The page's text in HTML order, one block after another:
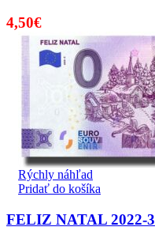
4,50€
Rýchly náhľad
Pridať do košíka
FELIZ NATAL 2022-3